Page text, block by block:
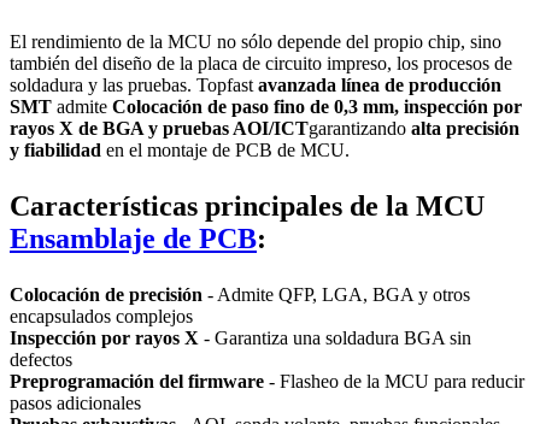
El rendimiento de la MCU no sólo depende del propio chip, sino
también del diseño de la placa de circuito impreso, los procesos de
soldadura y las pruebas. Topfast avanzada línea de producción
SMT admite Colocación de paso fino de 0,3 mm, inspección por
rayos X de BGA y pruebas AOI/ICTgarantizando alta precisión
y fiabilidad en el montaje de PCB de MCU.
Características principales de la MCU
Ensamblaje de PCB:
Colocación de precisión - Admite QFP, LGA, BGA y otros
encapsulados complejos
Inspección por rayos X - Garantiza una soldadura BGA sin
defectos
Preprogramación del firmware - Flasheo de la MCU para reducir
pasos adicionales